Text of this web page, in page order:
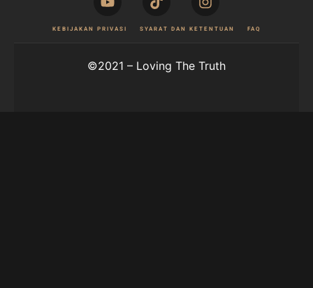
KEBIJAKAN PRIVASI SYARAT DAN KETENTUAN FAQ
©2021 – Loving The Truth